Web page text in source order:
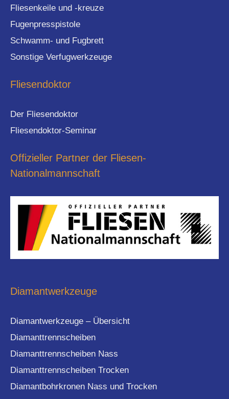
Fliesenkeile und -kreuze
Fugenpresspistole
Schwamm- und Fugbrett
Sonstige Verfugwerkzeuge
Fliesendoktor
Der Fliesendoktor
Fliesendoktor-Seminar
Offizieller Partner der Fliesen-
Nationalmannschaft
Diamantwerkzeuge
Diamantwerkzeuge – Übersicht
Diamanttrennscheiben
Diamanttrennscheiben Nass
Diamanttrennscheiben Trocken
Diamantbohrkronen Nass und Trocken